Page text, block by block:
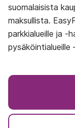
suomalaisista
maksullista.
parkkialueille ja
pysäköintialueille